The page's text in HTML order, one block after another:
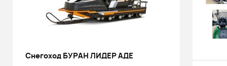
РИНАЛЬ 2013 черный В/Т 1м